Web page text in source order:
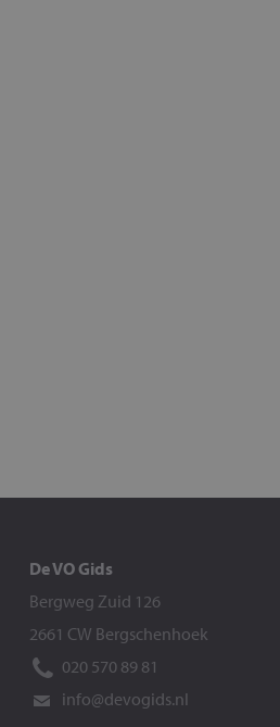
De VO Gids
Bergweg Zuid 126
2661 CW Bergschenhoek
020 570 89 81
info@devogids.nl